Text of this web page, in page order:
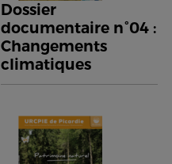
Dossier
documentaire n°04 :
Changements
climatiques